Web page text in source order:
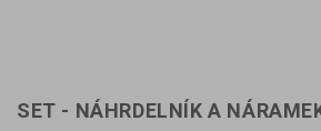
SET - NÁHRDELNÍK A